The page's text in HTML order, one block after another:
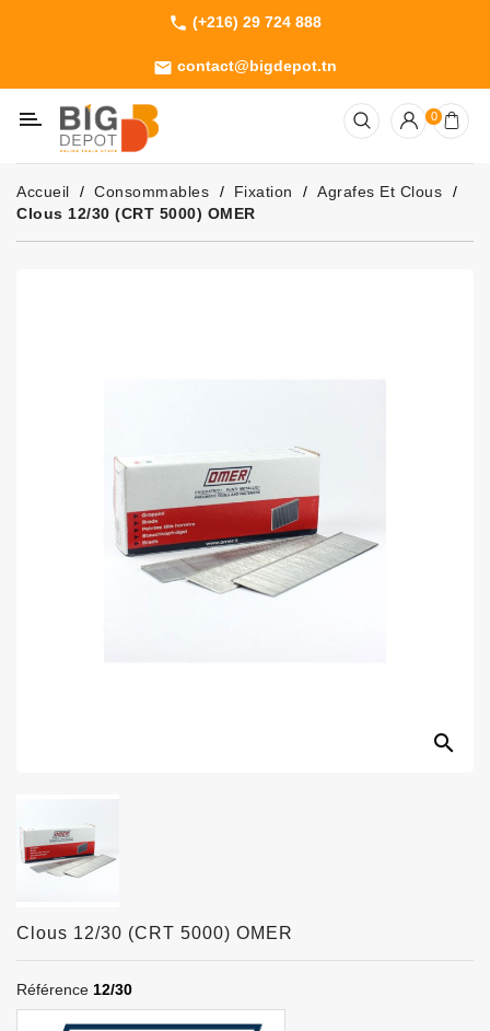
phone (+216) 29 724 888
email contact@bigdepot.tn
Machines
Outillage
Jardinage
Consommables
0
Accueil Consommables Fixation
Agrafes Et Clous
Clous 12/30 (CRT 5000) OMER
search
Clous 12/30 (CRT 5000) OMER
Référence 12/30